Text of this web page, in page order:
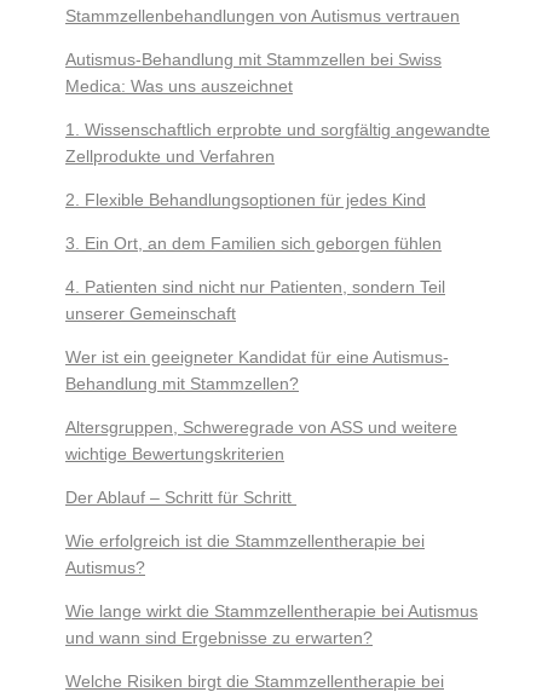
Stammzellenbehandlungen von Autismus vertrauen
Autismus-Behandlung mit Stammzellen bei Swiss
Medica: Was uns auszeichnet
1. Wissenschaftlich erprobte und sorgfältig angewandte
Zellprodukte und Verfahren
2. Flexible Behandlungsoptionen für jedes Kind
3. Ein Ort, an dem Familien sich geborgen fühlen
4. Patienten sind nicht nur Patienten, sondern Teil
unserer Gemeinschaft
Wer ist ein geeigneter Kandidat für eine Autismus-
Behandlung mit Stammzellen?
Altersgruppen, Schweregrade von ASS und weitere
wichtige Bewertungskriterien
Der Ablauf – Schritt für Schritt
Wie erfolgreich ist die Stammzellentherapie bei
Autismus?
Wie lange wirkt die Stammzellentherapie bei Autismus
und wann sind Ergebnisse zu erwarten?
Welche Risiken birgt die Stammzellentherapie bei